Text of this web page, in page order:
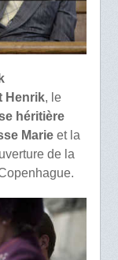
Henrik, le
héritière
Marieet la
de la